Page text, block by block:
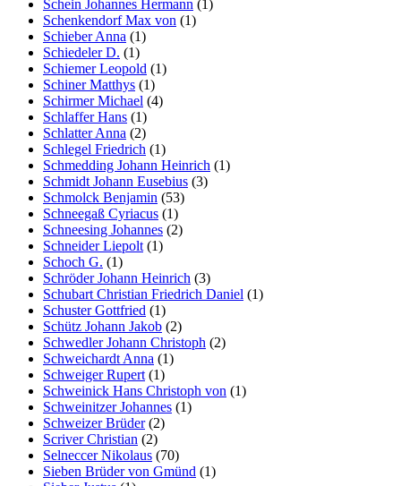
Schein Johannes Hermann (1)
Schenkendorf Max von (1)
Schieber Anna (1)
Schiedeler D. (1)
Schiemer Leopold (1)
Schiner Matthys (1)
Schirmer Michael (4)
Schlaffer Hans (1)
Schlatter Anna (2)
Schlegel Friedrich (1)
Schmedding Johann Heinrich (1)
Schmidt Johann Eusebius (3)
Schmolck Benjamin (53)
Schneegaß Cyriacus (1)
Schneesing Johannes (2)
Schneider Liepolt (1)
Schoch G. (1)
Schröder Johann Heinrich (3)
Schubart Christian Friedrich Daniel (1)
Schuster Gottfried (1)
Schütz Johann Jakob (2)
Schwedler Johann Christoph (2)
Schweichardt Anna (1)
Schweiger Rupert (1)
Schweinick Hans Christoph von (1)
Schweinitzer Johannes (1)
Schweizer Brüder(2)
Scriver Christian (2)
Selneccer Nikolaus (70)
Sieben Brüder von Gmünd (1)